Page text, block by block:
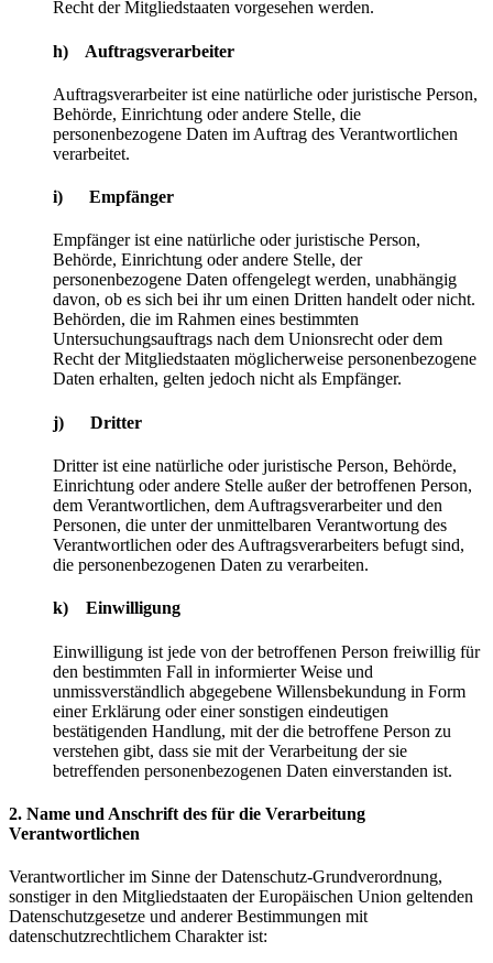
Recht der Mitgliedstaaten vorgesehen werden.
h) Auftragsverarbeiter
Auftragsverarbeiter ist eine natürliche oder juristische Person,
Behörde, Einrichtung oder andere Stelle, die
personenbezogene Daten im Auftrag des Verantwortlichen
verarbeitet.
i) Empfänger
Empfänger ist eine natürliche oder juristische Person,
Behörde, Einrichtung oder andere Stelle, der
personenbezogene Daten offengelegt werden, unabhängig
davon, ob es sich bei ihr um einen Dritten handelt oder nicht.
Behörden, die im Rahmen eines bestimmten
Untersuchungsauftrags nach dem Unionsrecht oder dem
Recht der Mitgliedstaaten möglicherweise personenbezogene
Daten erhalten, gelten jedoch nicht als Empfänger.
j) Dritter
Dritter ist eine natürliche oder juristische Person, Behörde,
Einrichtung oder andere Stelle außer der betroffenen Person,
dem Verantwortlichen, dem Auftragsverarbeiter und den
Personen, die unter der unmittelbaren Verantwortung des
Verantwortlichen oder des Auftragsverarbeiters befugt sind,
die personenbezogenen Daten zu verarbeiten.
k) Einwilligung
Einwilligung ist jede von der betroffenen Person freiwillig für
den bestimmten Fall in informierter Weise und
unmissverständlich abgegebene Willensbekundung in Form
einer Erklärung oder einer sonstigen eindeutigen
bestätigenden Handlung, mit der die betroffene Person zu
verstehen gibt, dass sie mit der Verarbeitung der sie
betreffenden personenbezogenen Daten einverstanden ist.
2. Name und Anschrift des für die Verarbeitung
Verantwortlichen
Verantwortlicher im Sinne der Datenschutz-Grundverordnung,
sonstiger in den Mitgliedstaaten der Europäischen Union geltenden
Datenschutzgesetze und anderer Bestimmungen mit
datenschutzrechtlichem Charakter ist: